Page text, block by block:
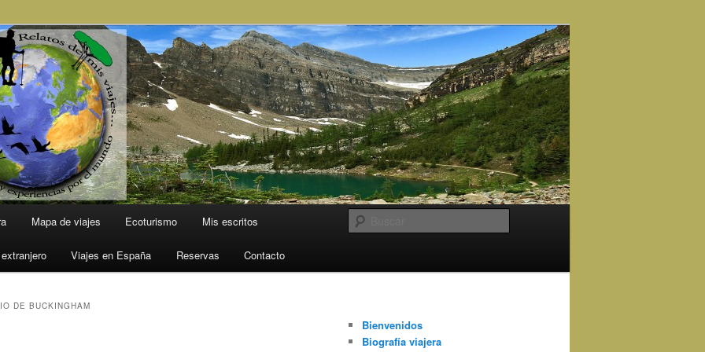
Mapa de viajes Ecoturismo Mis escritos
Viajes en España Reservas Contacto
DE BUCKINGHAM
Bienvenidos
Biografía viajera